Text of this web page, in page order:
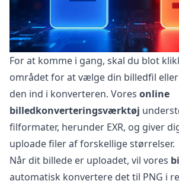
For at komme i gang, skal du blot
området for at vælge din billedfil
den ind i konverteren. Vores online
billedkonverteringsværktøj
filformater, herunder EXR, og giver
uploade filer af forskellige størrelser.
Når dit billede er uploadet, vil vores
automatisk konvertere det til PNG i